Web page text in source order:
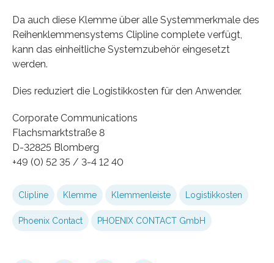
Da auch diese Klemme über alle Systemmerkmale des
Reihenklemmensystems Clipline complete verfügt,
kann das einheitliche Systemzubehör eingesetzt
werden.
Dies reduziert die Logistikkosten für den Anwender.
Corporate Communications
Flachsmarktstraße 8
D-32825 Blomberg
+49 (0) 52 35 / 3-4 12 40
Clipline Klemme Klemmenleiste Logistikkosten
Phoenix Contact PHOENIX CONTACT GmbH